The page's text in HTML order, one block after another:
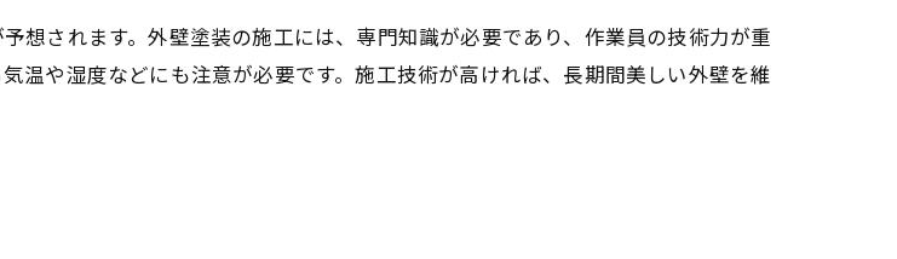
想されます。外壁塗装の施工には、専門知識が必要であり、作業員の技術力が重
温や湿度などにも注意が必要です。施工技術が高ければ、長期間美しい外壁を維